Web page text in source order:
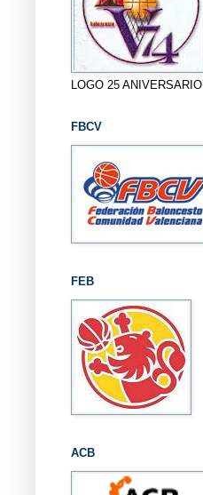
LOGO 25 ANIVERSARIO
FBCV
FEB
ACB